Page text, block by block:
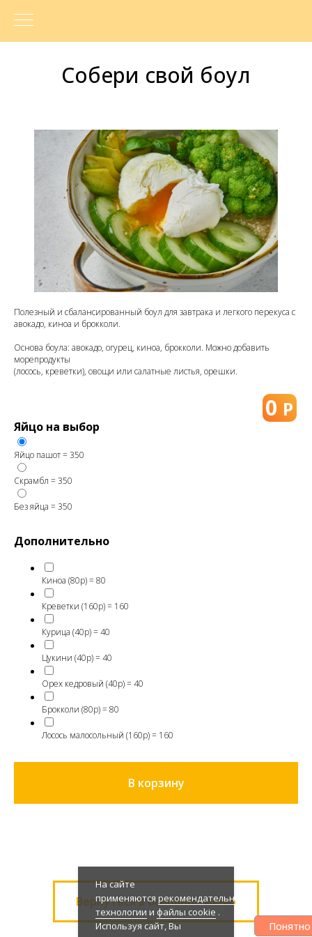
Собери свой боул
Полезный и сбалансированный боул для завтрака и легкого перекуса с
авокадо, киноа и брокколи.
Основа боула: авокадо, огурец, киноа, брокколи. Можно добавить
морепродукты
(лосось, креветки), овощи или салатные листья, орешки.
Яйцо на выбор
Яйцо пашот = 350
Скрамбл = 350
Без яйца = 350
Дополнительно
Киноа (80р) = 80
Креветки (160р) = 160
Курица (40р) = 40
Цукини (40р) = 40
Орех кедровый (40р) = 40
Брокколи (80р) = 80
Лосось малосольный (160р) = 160
0 Р
В корзину
Вернуться в основное меню
На сайте
применяютсярекомендательные
технологии и файлы cookie .
Используя сайт, Вы
Понятно